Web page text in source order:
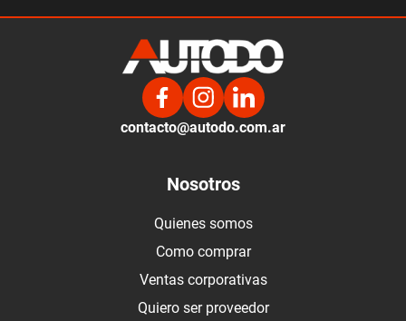
contacto@autodo.com.ar
Nosotros
Quienes somos
Como comprar
Ventas corporativas
Quiero ser proveedor